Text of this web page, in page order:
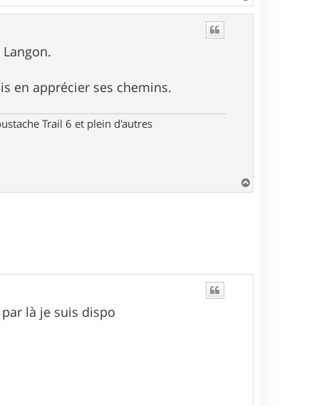
a
en apprécier ses chemins.
Trail 6 et plein d'autres
a
là je suis dispo